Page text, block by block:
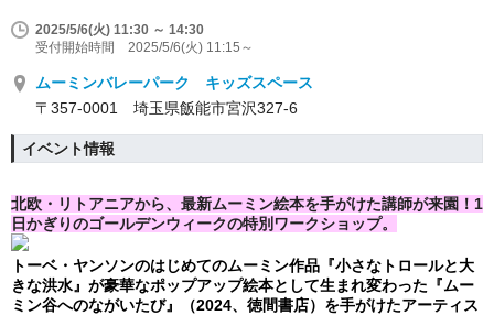
2025/5/6(火) 11:30 ～ 14:30
受付開始時間 2025/5/6(火) 11:15～
ムーミンバレーパーク キッズスペース
〒357-0001 埼玉県飯能市宮沢327-6
イベント情報
北欧・リトアニアから、最新ムーミン絵本を手がけた講師が来園！1
日かぎりのゴールデンウィークの特別ワークショップ。
トーベ・ヤンソンのはじめてのムーミン作品『小さなトロールと大
きな洪水』が豪華なポップアップ絵本として生まれ変わった『ムー
ミン谷へのながいたび』（2024、徳間書店）を手がけたアーティス